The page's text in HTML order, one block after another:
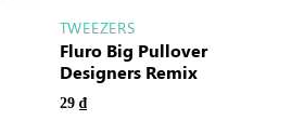
TWEEZERS
Fluro Big Pullover
Designers Remix
29 ₫